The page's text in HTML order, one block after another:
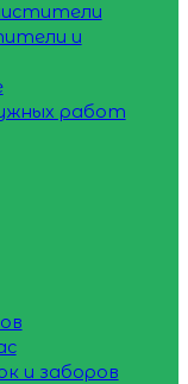
и
работ
и заборов